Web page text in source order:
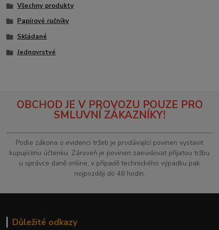
Všechny produkty
Papírové ručníky
Skládané
Jednovrstvé
OBCHOD JE V PROVOZU POUZE PRO
SMLUVNÍ ZÁKAZNÍKY!
Podle zákona o evidenci tržeb je prodávající povinen vystavit
kupujícímu účtenku. Zároveň je povinen zaevidovat přijatou tržbu
u správce daně online, v případě technického výpadku pak
nejpozději do 48 hodin.
Důležité odkazy